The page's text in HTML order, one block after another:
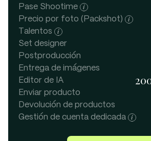
Pase Shootime
Precio por foto (Packshot)
Talentos
Set designer
Postproducción
Entrega de imágenes
Editor de IA
Enviar producto
Devolución de productos
Gestión de cuenta dedicada